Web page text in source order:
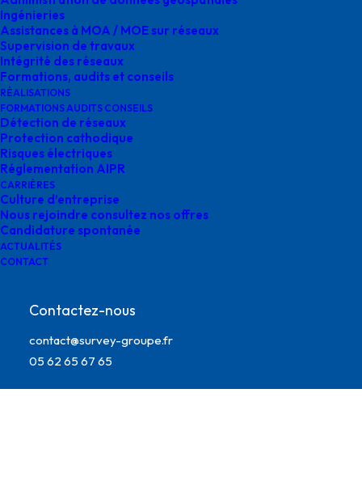
Ingénieries
Assistances à MOA / MOE sur réseaux
Supervision de travaux
Intégrité des réseaux
Formations, audits et conseils
RÉALISATIONS
FORMATIONS AUDITS CONSEILS
Détection de réseaux
Protection cathodique
Risques électriques
Réglementation AIPR
CARRIÈRES
Culture d’entreprise
Nous rejoindre consultez nos offres
Candidature spontanée
ACTUALITÉS
CONTACT
Contactez-nous
contact@survey-groupe.fr
05 62 65 67 65
Intégrité des réseaux
survey
Intégrité des réseaux survey